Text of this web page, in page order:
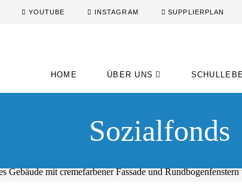
YOUTUBE INSTAGRAM SUPPLIERPLAN
HOME ÜBER UNS
Sozialfonds